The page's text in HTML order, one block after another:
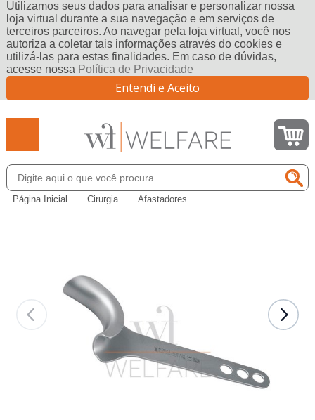
Utilizamos seus dados para analisar e personalizar nossa
loja virtual durante a sua navegação e em serviços de
terceiros parceiros. Ao navegar pela loja virtual, você nos
autoriza a coletar tais informações através do cookies e
utilizá-las para estas finalidades. Em caso de dúvidas,
acesse nossa Política de Privacidade
Entendi e Aceito
Página Inicial Cirurgia Afastadores